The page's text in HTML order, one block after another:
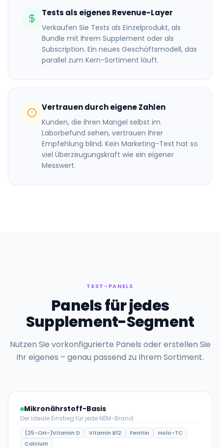
Tests als eigenes Revenue-Layer
Verkaufen Sie Tests als Einzelprodukt, als
Bundle mit Ihrem Supplement oder als
Subscription. Ein neues Geschäftsmodell, das
parallel zum Kern-Sortiment läuft.
Vertrauen durch eigene Zahlen
Kunden, die ihren Mangel selbst im
Laborbefund sehen, vertrauen Ihrer
Empfehlung blind. Kein Marketing-Text hat so
viel Überzeugungskraft wie ein eigener
Messwert.
TEST-PANELS
Panels für jedes
Supplement-Segment
Nutzen Sie vorkonfigurierte Panels oder erstellen Sie
Ihr eigenes – genau passend zu Ihrem Sortiment.
Mikronährstoff-Basis
Der ideale Einstieg für jede NEM-Brand.
(25-OH-)Vitamin D Vitamin B12 Ferritin
Holo-TC
Calcium